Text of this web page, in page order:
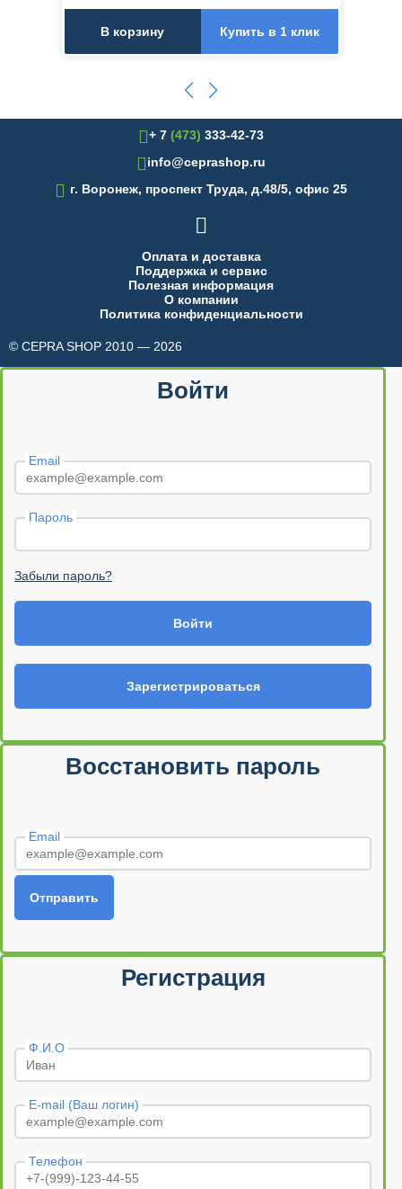
В корзину Купить в 1 клик
+ 7 (473) 333-42-73
info@ceprashop.ru
 г. Воронеж, проспект Труда, д.48/5, офис 25

Оплата и доставка
Поддержка и сервис
Полезная информация
О компании
Политика конфиденциальности
© CEPRA SHOP 2010 — 2026
Войти
Email
Пароль
Забыли пароль?
Войти
Зарегистрироваться
Восстановить пароль
Email
Отправить
Регистрация
Ф.И.О
E-mail (Ваш логин)
Телефон